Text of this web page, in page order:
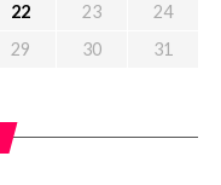
22 23
24
29 30
31